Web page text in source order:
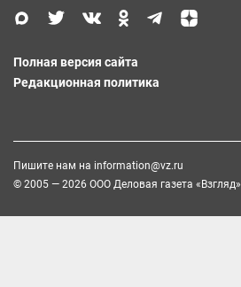
Полная версия сайта
Редакционная политика
Пишите нам на information@vz.ru
© 2005 — 2026 ООО Деловая газета «Взгляд»